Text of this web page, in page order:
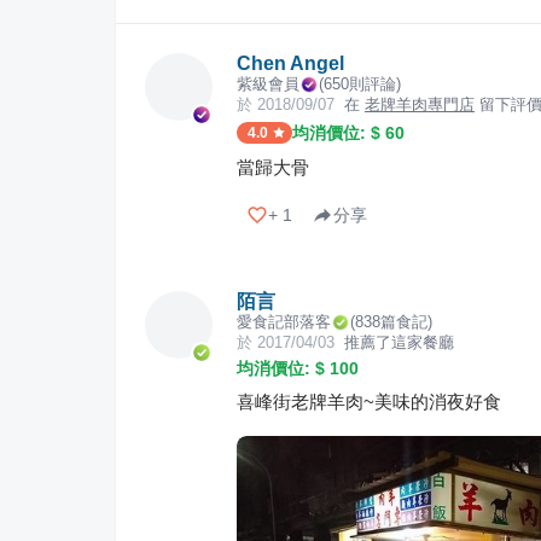
Chen Angel
紫級會員 (650則評論)
於 2018/09/07 在 老牌羊肉專門店 留下評價
4.0 均消價位: $ 60
當歸大骨
+ 1 分享
陌言
愛食記部落客 (838篇食記)
於 2017/04/03 推薦了這家餐廳
均消價位: $ 100
喜峰街老牌羊肉~美味的消夜好食